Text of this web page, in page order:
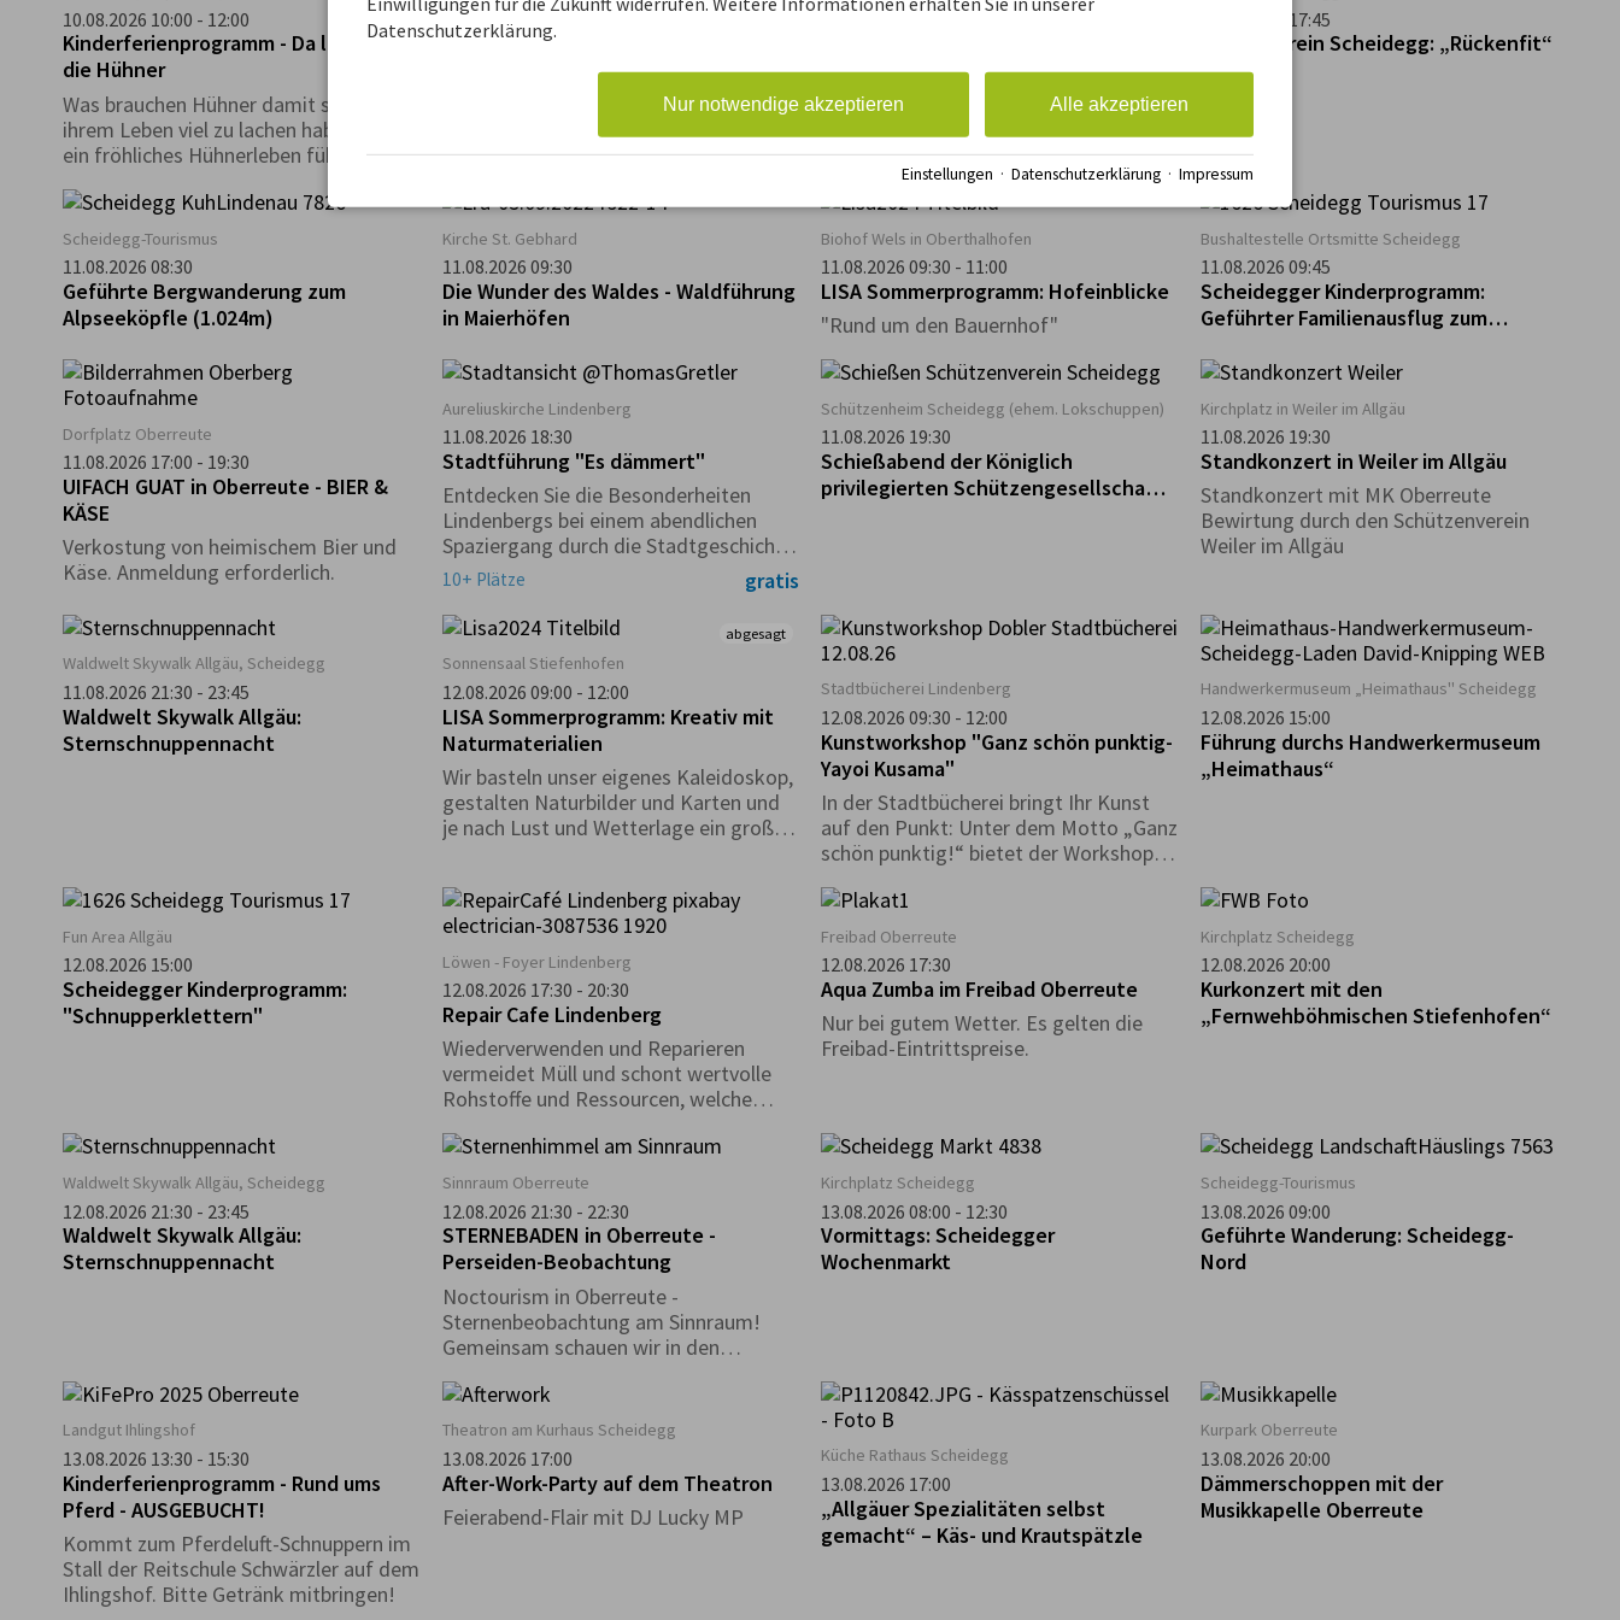
10.08.2026 10:00 - 12:00
Kinderferienprogramm - Da lachen ja
die Hühner
Was brauchen Hühner damit sie in
ihrem Leben viel zu lachen haben und
ein fröhliches Hühnerleben führen
ihr an diesem Nachmittag.
10.08.2026 13:45
Scheidegger Kinderprogramm:
Familienwanderung durch den
Walderlebnispfad bei Möggers
10.08.2026 14:00 - 17:30
Erstliga-Schiedsrichter
Öffentliches Training der DFB-Erstliga-
Schiedsrichter mit Bewirtung
10.08.2026 17:45
Kneippverein Scheidegg: „Rückenfit“
Scheidegg-Tourismus
11.08.2026 08:30
Geführte Bergwanderung zum
Alpseeköpfle (1.024m)
Kirche St. Gebhard
11.08.2026 09:30
Die Wunder des Waldes - Waldführung
in Maierhöfen
Biohof Wels in Oberthalhofen
11.08.2026 09:30 - 11:00
LISA Sommerprogramm: Hofeinblicke
"Rund um den Bauernhof"
Bushaltestelle Ortsmitte Scheidegg
11.08.2026 09:45
Scheidegger Kinderprogramm:
Geführter Familienausflug zum
Dorfplatz Oberreute
11.08.2026 17:00 - 19:30
UIFACH GUAT in Oberreute - BIER &
KÄSE
Verkostung von heimischem Bier und
Käse. Anmeldung erforderlich.
Aureliuskirche Lindenberg
11.08.2026 18:30
Stadtführung "Es dämmert"
Entdecken Sie die Besonderheiten
Lindenbergs bei einem abendlichen
Spaziergang durch die Stadtgeschichte
unter kundiger Führung.
10+ Plätze gratis
Schützenheim Scheidegg (ehem. Lokschuppen)
11.08.2026 19:30
Schießabend der Königlich
privilegierten Schützengesellschaft
Kirchplatz in Weiler im Allgäu
11.08.2026 19:30
Standkonzert in Weiler im Allgäu
Standkonzert mit MK Oberreute
Bewirtung durch den Schützenverein
Weiler im Allgäu
Waldwelt Skywalk Allgäu, Scheidegg
11.08.2026 21:30 - 23:45
Waldwelt Skywalk Allgäu:
Sternschnuppennacht
abgesagt
Sonnensaal Stiefenhofen
12.08.2026 09:00 - 12:00
LISA Sommerprogramm: Kreativ mit
Naturmaterialien
Wir basteln unser eigenes Kaleidoskop,
gestalten Naturbilder und Karten und
je nach Lust und Wetterlage ein großes
Stadtbücherei Lindenberg
12.08.2026 09:30 - 12:00
Kunstworkshop "Ganz schön punktig-
Yayoi Kusama"
In der Stadtbücherei bringt Ihr Kunst
auf den Punkt: Unter dem Motto „Ganz
schön punktig!“ bietet der Workshop
das Leben und fröhlich-bunte Werk der
japanischen Künstlerin Yayoi Kusama
einzutauchen. Mit verschiedenen
Materialien lassen wir Punkte und
Farben tanzen.
Handwerkermuseum „Heimathaus" Scheidegg
12.08.2026 15:00
Führung durchs Handwerkermuseum
„Heimathaus“
Fun Area Allgäu
12.08.2026 15:00
Scheidegger Kinderprogramm:
"Schnupperklettern"
Löwen - Foyer Lindenberg
12.08.2026 17:30 - 20:30
Repair Cafe Lindenberg
Wiederverwenden und Reparieren
vermeidet Müll und schont wertvolle
Rohstoffe und Ressourcen, welche
Gegenstände aufgewendet werden
müssten. Durch die Entstehung der
Repair Café- Initiativen wurde dieser
Gedanke weiterentwickelt und auf den
lokalen Ebenen in die Gesellschaft
getragen.
Freibad Oberreute
12.08.2026 17:30
Aqua Zumba im Freibad Oberreute
Nur bei gutem Wetter. Es gelten die
Freibad-Eintrittspreise.
Kirchplatz Scheidegg
12.08.2026 20:00
Kurkonzert mit den
„Fernwehböhmischen Stiefenhofen“
Waldwelt Skywalk Allgäu, Scheidegg
12.08.2026 21:30 - 23:45
Waldwelt Skywalk Allgäu:
Sternschnuppennacht
Sinnraum Oberreute
12.08.2026 21:30 - 22:30
STERNEBADEN in Oberreute -
Perseiden-Beobachtung
Noctourism in Oberreute -
Sternenbeobachtung am Sinnraum!
Gemeinsam schauen wir in den
Schönheiten des Nachthimmels.
Kirchplatz Scheidegg
13.08.2026 08:00 - 12:30
Vormittags: Scheidegger
Wochenmarkt
Scheidegg-Tourismus
13.08.2026 09:00
Geführte Wanderung: Scheidegg-
Nord
Landgut Ihlingshof
13.08.2026 13:30 - 15:30
Kinderferienprogramm - Rund ums
Pferd - AUSGEBUCHT!
Kommt zum Pferdeluft-Schnuppern im
Stall der Reitschule Schwärzler auf dem
Ihlingshof. Bitte Getränk mitbringen!
Theatron am Kurhaus Scheidegg
13.08.2026 17:00
After-Work-Party auf dem Theatron
Feierabend-Flair mit DJ Lucky MP
Küche Rathaus Scheidegg
13.08.2026 17:00
„Allgäuer Spezialitäten selbst
gemacht“ – Käs- und Krautspätzle
Kurpark Oberreute
13.08.2026 20:00
Dämmerschoppen mit der
Musikkapelle Oberreute
Datenschutzerklärung.
Alle akzeptieren
Nur notwendige akzeptieren
Einstellungen · Datenschutzerklärung · Impressum